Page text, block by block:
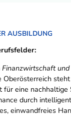
AUSBILDUNG
Finanzwirtschaft
Oberösterreich
für eine nachhaltige
durch
einwandfreies